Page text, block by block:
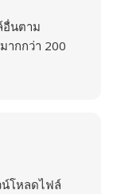
อื่นตาม
ากกว่า 200
โหลดไฟล์